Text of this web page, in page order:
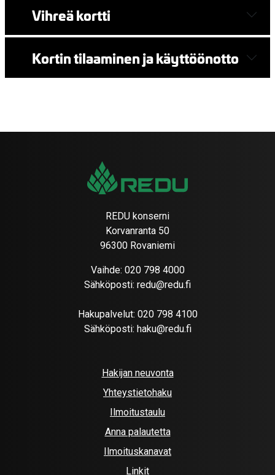
Vihreä kortti
Kortin tilaaminen ja käyttöönotto
REDU konserni
Korvanranta 50
96300 Rovaniemi
Vaihde: 020 798 4000
Sähköposti: redu@redu.fi
Hakupalvelut: 020 798 4100
Sähköposti: haku@redu.fi
Hakijan neuvonta
Yhteystietohaku
Ilmoitustaulu
Anna palautetta
Ilmoituskanavat
Linkit